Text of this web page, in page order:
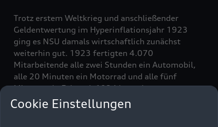
Trotz erstem Weltkrieg und anschließender
Geldentwertung im Hyperinflationsjahr 1923
ging es NSU damals wirtschaftlich zunächst
weiterhin gut. 1923 fertigten 4.070
Mitarbeitende alle zwei Stunden ein Automobil,
alle 20 Minuten ein Motorrad und alle fünf
Minuten ein Fahrrad. 1924 investierte man aus
Platzgründen in ein neues Werk für den
Automobilbau in Heilbronn. Zwei Jahre später war
Cookie Einstellungen